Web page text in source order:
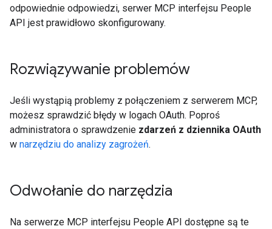
odpowiednie odpowiedzi, serwer MCP interfejsu People
API jest prawidłowo skonfigurowany.
Rozwiązywanie problemów
Jeśli wystąpią problemy z połączeniem z serwerem MCP,
możesz sprawdzić błędy w logach OAuth. Poproś
administratora o sprawdzenie zdarzeń z dziennika OAuth
w narzędziu do analizy zagrożeń.
Odwołanie do narzędzia
Na serwerze MCP interfejsu People API dostępne są te